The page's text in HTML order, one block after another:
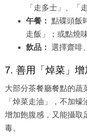
「走多士」、「
午餐： 點碟頭飯
走飯」；或點燒
飲品： 選擇齋啡
7. 善用「焯菜」增
大部分茶餐廳餐點的蔬
「焯菜走油」，不加
增加飽腹感，又能攝取
毒。